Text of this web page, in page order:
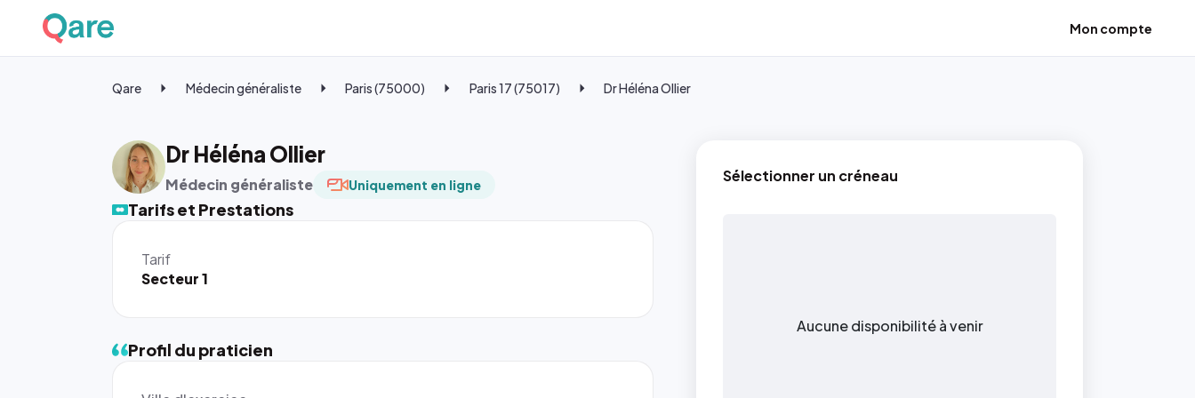
Mon compte
Qare Médecin généraliste Paris (75000) Paris 17 (75017) Dr Héléna Ollier
Dr Héléna Ollier
Médecin généraliste Uniquement en ligne
Tarifs et Prestations
Tarif
Secteur 1
Sélectionner un créneau
Aucune disponibilité à venir
Profil du praticien